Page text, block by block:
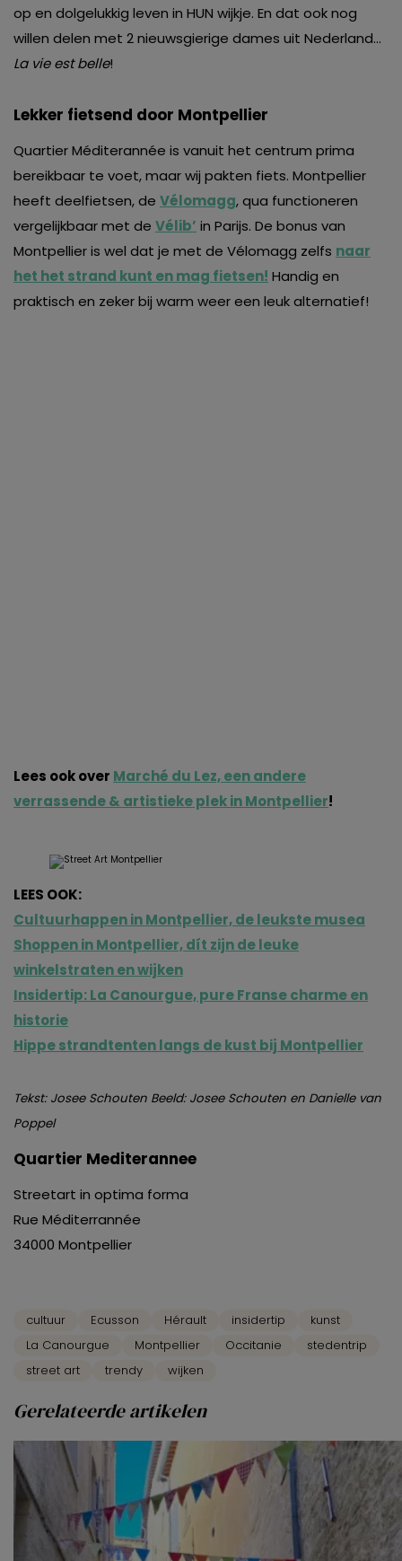
op en dolgelukkig leven in HUN wijkje. En dat ook nog
willen delen met 2 nieuwsgierige dames uit Nederland…
La vie est belle!
Lekker fietsend door Montpellier
Quartier Méditerannée is vanuit het centrum prima
bereikbaar te voet, maar wij pakten fiets. Montpellier
heeft deelfietsen, de Vélomagg, qua functioneren
vergelijkbaar met de Vélib’ in Parijs. De bonus van
Montpellier is wel dat je met de Vélomagg zelfs naar
het het strand kunt en mag fietsen! Handig en
praktisch en zeker bij warm weer een leuk alternatief!
Lees ook over Marché du Lez, een andere
verrassende & artistieke plek in Montpellier!
LEES OOK:
Cultuurhappen in Montpellier, de leukste musea
Shoppen in Montpellier, dít zijn de leuke
winkelstraten en wijken
Insidertip: La Canourgue, pure Franse charme en
historie
Hippe strandtenten langs de kust bij Montpellier
Tekst: Josee Schouten Beeld: Josee Schouten en Danielle van
Poppel
Quartier Mediterannee
Streetart in optima forma
Rue Méditerrannée
34000 Montpellier
cultuur Ecusson Hérault insidertip
kunst
La Canourgue
Montpellier Occitanie
stedentrip
street art
trendy wijken
Gerelateerde artikelen